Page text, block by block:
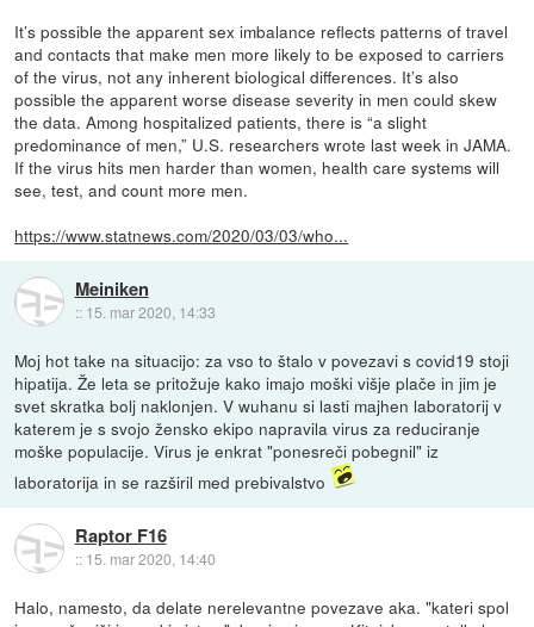
It’s possible the apparent sex imbalance reflects patterns of travel
and contacts that make men more likely to be exposed to carriers
of the virus, not any inherent biological differences. It’s also
possible the apparent worse disease severity in men could skew
the data. Among hospitalized patients, there is “a slight
predominance of men,” U.S. researchers wrote last week in JAMA.
If the virus hits men harder than women, health care systems will
see, test, and count more men.
https://www.statnews.com/2020/03/03/who...
Meiniken
:: 15. mar 2020, 14:33
Moj hot take na situacijo: za vso to štalo v povezavi s covid19 stoji
hipatija. Že leta se pritožuje kako imajo moški višje plače in jim je
svet skratka bolj naklonjen. V wuhanu si lasti majhen laboratorij v
katerem je s svojo žensko ekipo napravila virus za reduciranje
moške populacije. Virus je enkrat "ponesreči pobegnil" iz
laboratorija in se razširil med prebivalstvo
Raptor F16
:: 15. mar 2020, 14:40
Halo, namesto, da delate nerelevantne povezave aka. "kateri spol